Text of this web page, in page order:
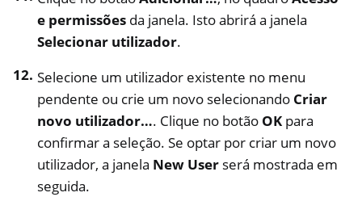
e permissões da janela. Isto abrirá a janela
Selecionar utilizador.
Selecione um utilizador existente no menu
pendente ou crie um novo selecionando Criar
novo utilizador…. Clique no botão OK para
confirmar a seleção. Se optar por criar um novo
utilizador, a janela New User será mostrada em
seguida.